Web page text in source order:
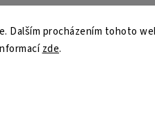
Dalším procházením tohoto
zde.